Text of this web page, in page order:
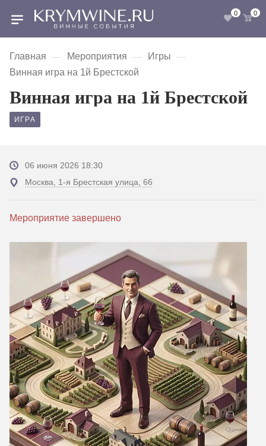
0 0
Главная — Мероприятия — Игры —
Винная игра на 1й Брестской
Винная игра на 1й Брестской
ИГРА
06 июня 2026 18:30
Москва, 1-я Брестская улица, 66
Мероприятие завершено